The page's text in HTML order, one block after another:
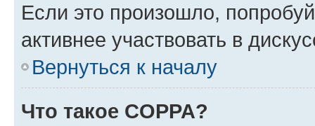
Если это произошло,
активнее участвовать в
Вернуться к началу
Что такое COPPA?